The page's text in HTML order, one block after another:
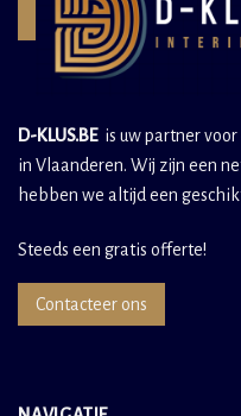
D-KLUS.BEis uw partner voor
in Vlaanderen. Wij zijn een
hebben we altijd een
Steeds een gratis offerte!
Contacteer ons